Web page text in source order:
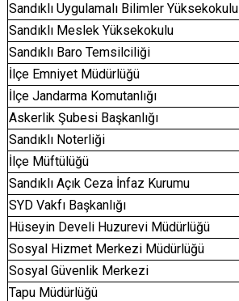
Sandıklı Uygulamalı Bilimler Yüksekokulu
Sandıklı Meslek Yüksekokulu
Sandıklı Baro Temsilciliği
İlçe Emniyet Müdürlüğü
İlçe Jandarma Komutanlığı
Askerlik Şubesi Başkanlığı
Sandıklı Noterliği
İlçe Müftülüğü
Sandıklı Açık Ceza İnfaz Kurumu
SYD Vakfı Başkanlığı
Hüseyin Develi Huzurevi Müdürlüğü
Sosyal Hizmet Merkezi Müdürlüğü
Sosyal Güvenlik Merkezi
Tapu Müdürlüğü